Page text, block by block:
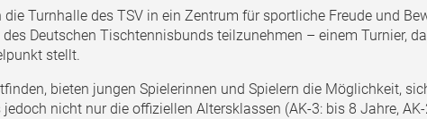
Turnhalle des TSV in ein Zentrum für sportliche Freude und
Deutschen Tischtennisbunds teilzunehmen – einem Turnier,
stellt.
bieten jungen Spielerinnen und Spielern die Möglichkeit,
nicht nur die offiziellen Altersklassen (AK-3: bis 8 Jahre,